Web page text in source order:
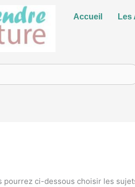
Accueil Les
pourrez ci-dessous choisir les